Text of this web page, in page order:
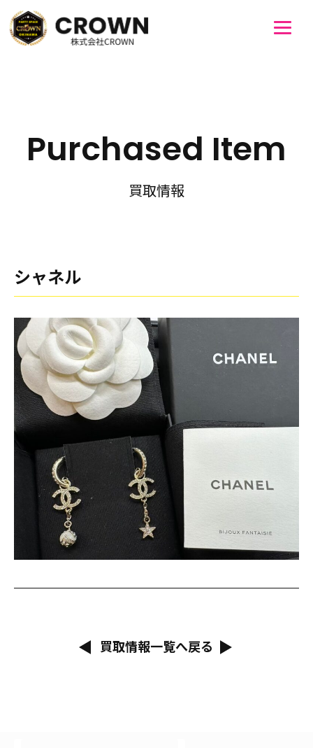
Purchased Item
買取情報
シャネル
買取情報一覧へ戻る